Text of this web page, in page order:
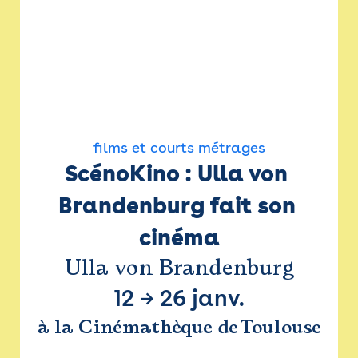
films et courts métrages
ScénoKino : Ulla von
Brandenburg fait son
cinéma
Ulla von Brandenburg
12 → 26 janv.
à la Cinémathèque de Toulouse